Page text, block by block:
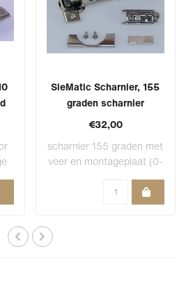
SieMatic Scharnier, 155
graden scharnier
€32,00
scharnier 155 graden met
veer en montageplaat (0-
insprong) m..